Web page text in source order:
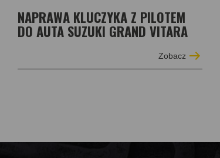
NAPRAWA KLUCZYKA Z PILOTEM
DO AUTA SUZUKI GRAND VITARA
Zobacz